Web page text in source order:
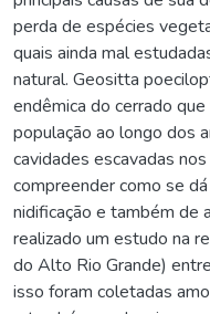
perda de espécies
quais ainda mal
natural. Geositta
endêmica do cerrado
população ao longo dos
cavidades escavadas
compreender como se
nidificação e também de
realizado um estudo na
do Alto Rio Grande)
isso foram coletadas